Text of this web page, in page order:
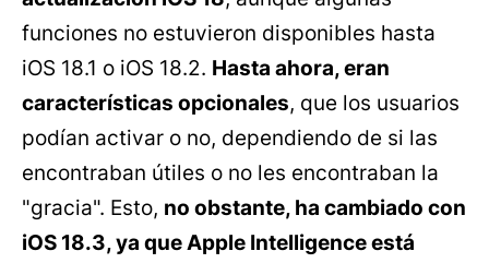
funciones no estuvieron disponibles hasta
iOS 18.1 o iOS 18.2. Hasta ahora, eran
características opcionales, que los usuarios
podían activar o no, dependiendo de si las
encontraban útiles o no les encontraban la
"gracia". Esto, no obstante, ha cambiado con
iOS 18.3, ya que Apple Intelligence está